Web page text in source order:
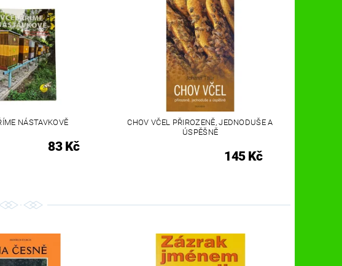
NÁSTAVKOVĚ
83 Kč
CHOV VČEL PŘIROZENĚ, JEDNODUŠE A
ÚSPĚŠNĚ
145 Kč